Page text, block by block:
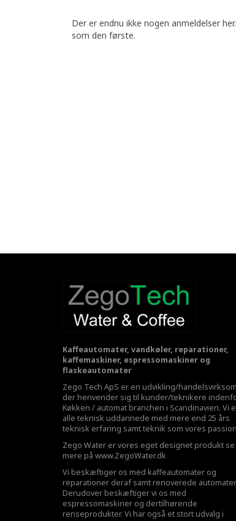
Der er endnu ikke nogen anmeldelser
som den første.
Kaffeautomater, vandkøler, reparationer,
kaffemaskiner, espressomaskiner og
flaskeautomater
Zego Tech ApS er en udvikling/
der henvender sig til kunder/teknikere
Køkken / automat branchen i Scandinavien. Vi
alle teknisk uddannede med mere end 25 års
teknisk erfaring samt teknik som vores
Zego Water er vores eget designet produkt se
mere på www.ZegoWater.dk
Vi beskæftiger os med kaffeautomater og
reparationer deraf samt renoverede automater.
Derudover beskæftiger vi os med
espressomaskiner og dertilhørende
renseprodukter. Vi har også et stort udvalg i